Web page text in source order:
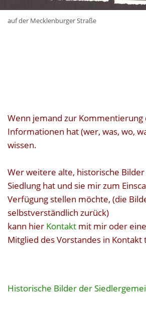
auf der Mecklenburger Straße
Wenn jemand zur
Informationen hat (wer, was, wo,
wissen.
Wer weitere alte, historische
Siedlung hat und sie mir zum
Verfügung stellen möchte, (die
selbstverständlich zurück)
kann hier Kontakt mit mir oder
Mitglied des Vorstandes in Kontakt
Historische Bilder der